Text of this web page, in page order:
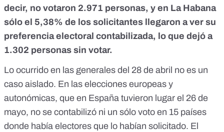
decir, no votaron 2.971 personas, y en La Habana
sólo el 5,38% de los solicitantes llegaron a ver su
preferencia electoral contabilizada, lo que dejó a
1.302 personas sin votar.
Lo ocurrido en las generales del 28 de abril no es un
caso aislado. En las elecciones europeas y
autonómicas, que en España tuvieron lugar el 26 de
mayo, no se contabilizó ni un sólo voto en 15 países
donde había electores que lo habían solicitado. El